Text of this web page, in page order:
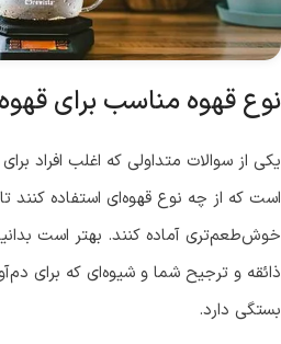
نوع قهوه مناسب برای
یکی از سوالات متداولی که اغلب افراد
است که از چه نوع قهوه‌ای استفاده کنند
خوش‌طعم‌تری آماده کنند. بهتر است
ذائقه و ترجیح شما و شیوه‌ای که برای
بستگی دارد.